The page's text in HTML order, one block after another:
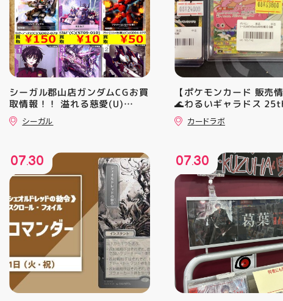
シーガル郡山店ガンダムCGお買
取情報！！ 溢れる慈愛(U)
(GD01-118) ￥30 覚悟の表れ
(U)(GD01-100) ￥30 ﾌﾗｯﾄ(ﾐﾘ
シーガル
07.30
【ポケモンカード 販売
🌊わるいギャラドス
ーリエのピッピex 🔮ミ
vmax UR 入荷いたしま
カードラボ
07.30